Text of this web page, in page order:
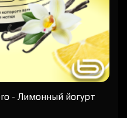
- Лимонный йогурт